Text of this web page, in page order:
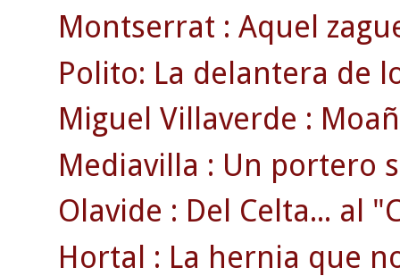
Montserrat : Aquel
Polito: La delantera de
Miguel Villaverde :
Mediavilla : Un portero
Olavide : Del Celta... al
Hortal : La hernia que